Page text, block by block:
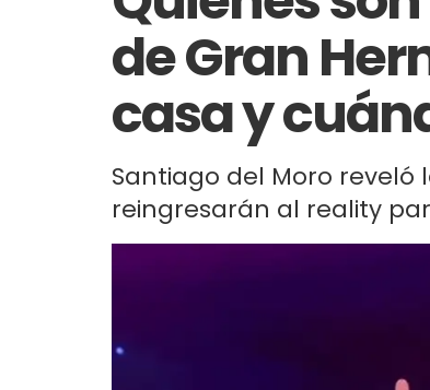
de Gran
casa y
Santiago del Moro
reingresarán al reality